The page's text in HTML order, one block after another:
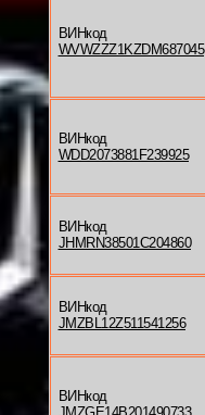
ВИНкод
WVWZZZ1KZDM687045
ВИНкод
WDD2073881F239925
ВИНкод
JHMRN38501C204860
ВИНкод
JMZBL12Z511541256
ВИНкод